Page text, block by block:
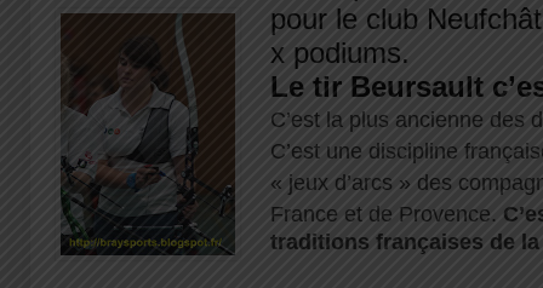
pour le club
x podiums.
Le tir Beursault
C’est la plus ancienne des
C’est une discipline
« jeux d’arcs » des
France et de Provence.
traditions françaises de